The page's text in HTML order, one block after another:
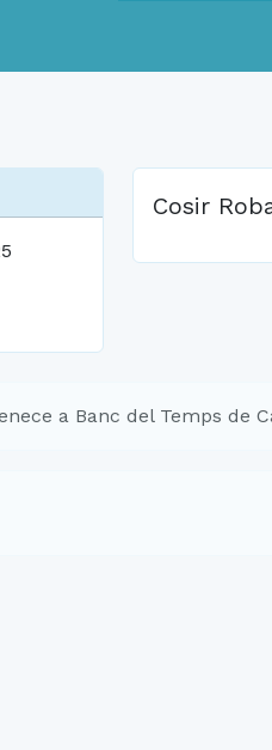
Cosir
a Banc del Temps de